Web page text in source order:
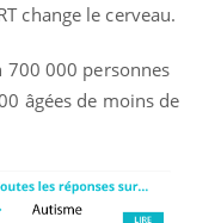
change le cerveau.
700 000 personnes
âgées de moins de